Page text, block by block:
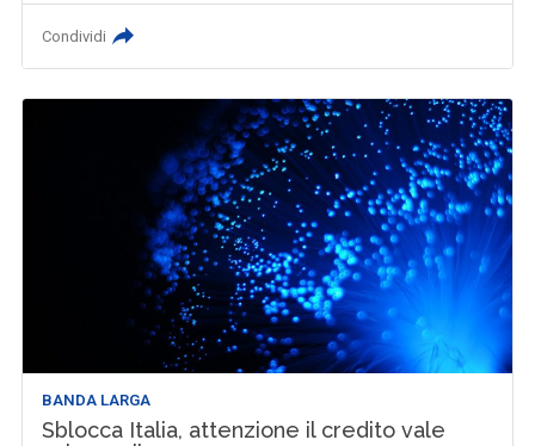
Condividi
BANDA LARGA
Sblocca Italia, attenzione il credito vale